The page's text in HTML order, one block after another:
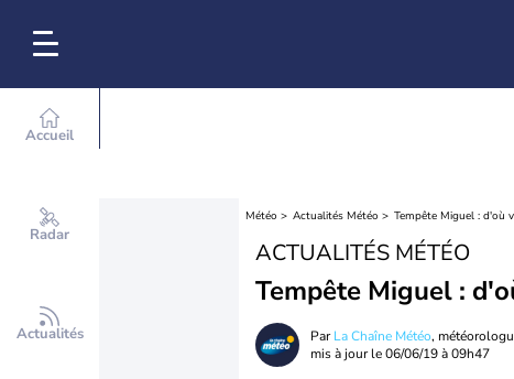
Accueil
Radar
Actualités
Météo Actualités Météo Tempête Miguel : d'où
ACTUALITÉS MÉTÉO
Tempête Miguel :
ParLa Chaîne Météo,
mis à jour le06/06/19 à 09h47